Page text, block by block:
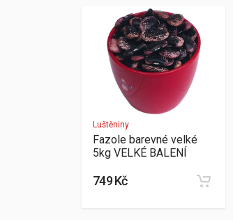
Luštěniny
Fazole barevné velké
5kg VELKÉ BALENÍ
749 Kč